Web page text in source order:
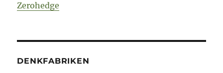
Zerohedge
DENKFABRIKEN